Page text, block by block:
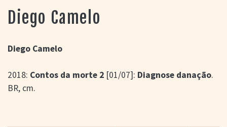
PORTAL DO
CINEMA GAÚCHO
> BUSCA AVANÇADA
> FILMOGRAFIAS DE
Diego Camelo
Diego Camelo
2018: Contos da morte 2 [01/07]: Diagnose danação.
BR, cm.